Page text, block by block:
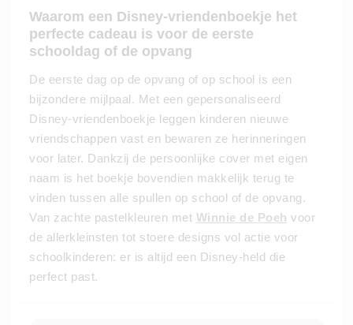
Waarom een Disney-vriendenboekje het
perfecte cadeau is voor de eerste
schooldag of de opvang
De eerste dag op de opvang of op school is een
bijzondere mijlpaal. Met een gepersonaliseerd
Disney-vriendenboekje leggen kinderen nieuwe
vriendschappen vast en bewaren ze herinneringen
voor later. Dankzij de persoonlijke cover met eigen
naam is het boekje bovendien makkelijk terug te
vinden tussen alle spullen op school of de opvang.
Van zachte pastelkleuren met Winnie de Poeh voor
de allerkleinsten tot stoere designs vol actie voor
schoolkinderen: er is altijd een Disney-held die
perfect past.